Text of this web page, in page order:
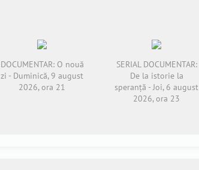
DOCUMENTAR: O nouă
zi - Duminică, 9 august
2026, ora 21
SERIAL DOCUMENTAR:
De la istorie la
speranță - Joi, 6 august
2026, ora 23